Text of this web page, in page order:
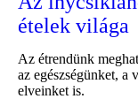
ételek világa
Az étrendünk
az egészségünket, a
elveinket is.